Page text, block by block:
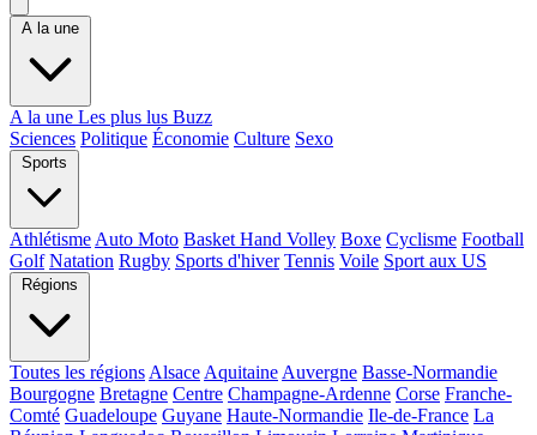
A la une
A la une Les plus lus Buzz
Sciences Politique Économie Culture Sexo
Sports
Athlétisme Auto Moto Basket Hand Volley Boxe Cyclisme Football
Golf Natation Rugby Sports d'hiver Tennis Voile Sport aux US
Régions
Toutes les régions Alsace Aquitaine Auvergne Basse-Normandie
Bourgogne Bretagne Centre Champagne-Ardenne Corse Franche-
Comté Guadeloupe Guyane Haute-Normandie Ile-de-France La